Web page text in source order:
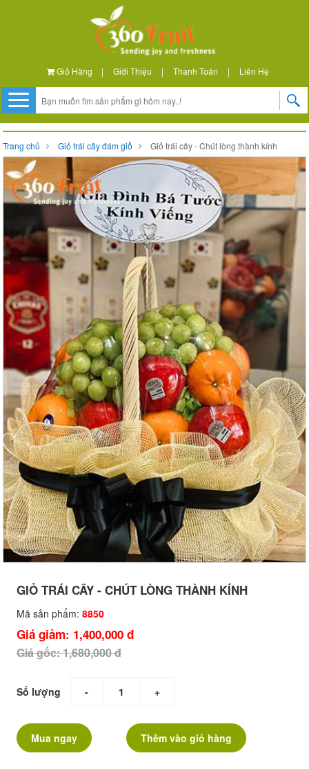
Giỏ Hàng | Giới Thiệu | Thanh Toán | Liên Hệ
Trang chủ Giỏ trái cây đám giỗ Giỏ trái cây - Chút lòng thành kính
GIỎ TRÁI CÂY - CHÚT LÒNG THÀNH KÍNH
Mã sản phẩm: 8850
Giá giảm: 1,400,000 đ
Giá gốc: 1,680,000 đ
Số lượng - +
Mua ngay Thêm vào giỏ hàng